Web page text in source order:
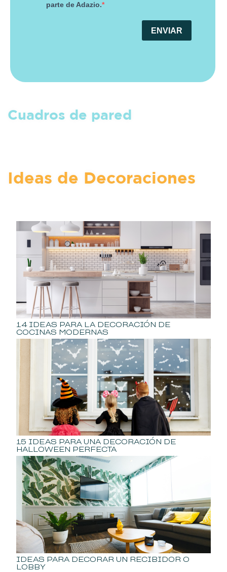
parte de Adazio.
ENVIAR
Cuadros de pared
Ideas de Decoraciones
14 IDEAS PARA LA DECORACIÓN DE
COCINAS MODERNAS
15 IDEAS PARA UNA DECORACIÓN DE
HALLOWEEN PERFECTA
IDEAS PARA DECORAR UN RECIBIDOR O
LOBBY